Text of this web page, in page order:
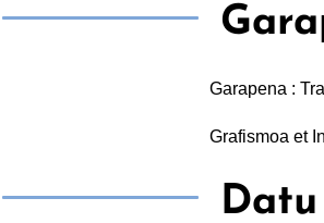
Garapena :
Grafismoa et